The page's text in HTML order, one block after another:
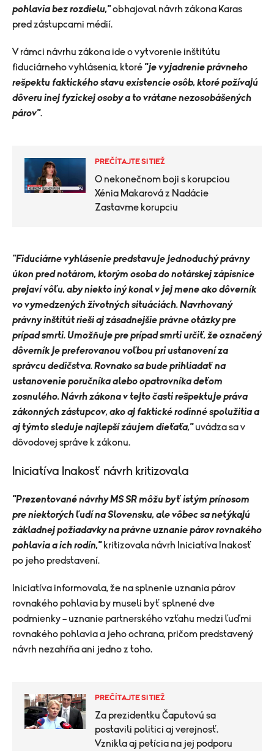
pohlavia bez rozdielu,"obhajoval návrh zákona Karas
pred zástupcami médií.
V rámci návrhu zákona ide o vytvorenie inštitútu
fiduciárneho vyhlásenia, ktoré "je vyjadrenie právneho
rešpektu faktického stavu existencie osôb, ktoré požívajú
dôveru inej fyzickej osoby a to vrátane nezosobášených
párov".
PREČÍTAJTE SI TIEŽ
O nekonečnom boji s korupciou
Xénia Makarová z Nadácie
Zastavme korupciu
"Fiduciárne vyhlásenie predstavuje jednoduchý právny
úkon pred notárom, ktorým osoba do notárskej zápisnice
prejaví vôľu, aby niekto iný konal v jej mene ako dôverník
vo vymedzených životných situáciách. Navrhovaný
právny inštitút rieši aj zásadnejšie právne otázky pre
prípad smrti. Umožňuje pre prípad smrti určiť, že označený
dôverník je preferovanou voľbou pri ustanovení za
správcu dedičstva. Rovnako sa bude prihliadať na
ustanovenie poručníka alebo opatrovníka deťom
zosnulého. Návrh zákona v tejto časti rešpektuje práva
zákonných zástupcov, ako aj faktické rodinné spolužitia a
aj týmto sleduje najlepší záujem dieťaťa,"uvádza sa v
dôvodovej správe k zákonu.
Iniciatíva Inakosť návrh kritizovala
"Prezentované návrhy MS SR môžu byť istým prínosom
pre niektorých ľudí na Slovensku, ale vôbec sa netýkajú
základnej požiadavky na právne uznanie párov rovnakého
pohlavia a ich rodín," kritizovala návrh Iniciatíva Inakosť
po jeho predstavení.
Iniciatíva informovala, že na splnenie uznania párov
rovnakého pohlavia by museli byť splnené dve
podmienky – uznanie partnerského vzťahu medzi ľuďmi
rovnakého pohlavia a jeho ochrana, pričom predstavený
návrh nezahŕňa ani jedno z toho.
PREČÍTAJTE SI TIEŽ
Za prezidentku Čaputovú sa
postavili politici aj verejnosť.
Vznikla aj petícia na jej podporu